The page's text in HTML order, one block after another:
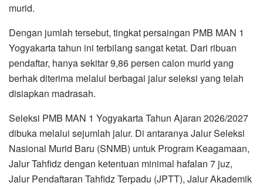
murid.
Dengan jumlah tersebut, tingkat persaingan PMB MAN 1
Yogyakarta tahun ini terbilang sangat ketat. Dari ribuan
pendaftar, hanya sekitar 9,86 persen calon murid yang
berhak diterima melalui berbagai jalur seleksi yang telah
disiapkan madrasah.
Seleksi PMB MAN 1 Yogyakarta Tahun Ajaran 2026/2027
dibuka melalui sejumlah jalur. Di antaranya Jalur Seleksi
Nasional Murid Baru (SNMB) untuk Program Keagamaan,
Jalur Tahfidz dengan ketentuan minimal hafalan 7 juz,
Jalur Pendaftaran Tahfidz Terpadu (JPTT), Jalur Akademik